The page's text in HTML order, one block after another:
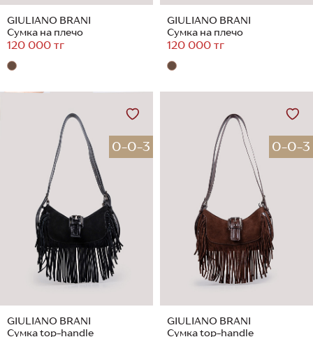
GIULIANO BRANI
Сумка на плечо
120 000 тг
GIULIANO BRANI
Сумка на плечо
120 000 тг
0-0-3
GIULIANO BRANI
Сумка top-handle
0-0-3
GIULIANO BRANI
Сумка top-handle